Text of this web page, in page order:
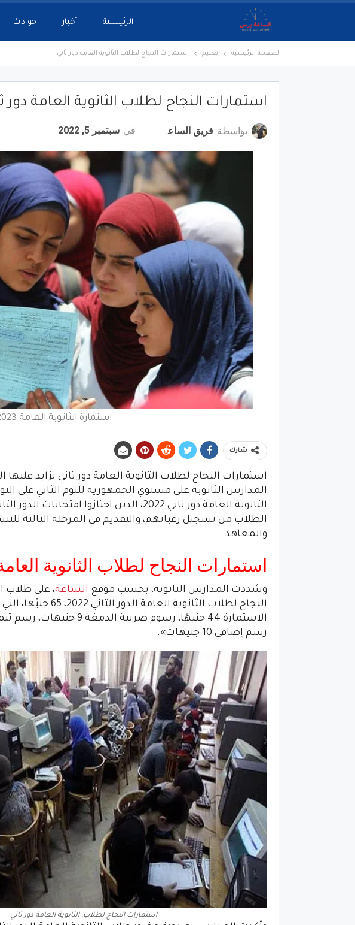
الرئيسية أخبار حوادث
الصفحة الرئيسية تعليم استمارات النجاح لطلاب الثانوية العامة دور ثاني
استمارات النجاح لطلاب الثانوية العامة دور
بواسطة فريق الساعة برس في سبتمبر 5, 2022
استمارة الثانوية العامة 2023
شارك
استمارات النجاح لطلاب الثانوية العامة دور ثاني تزايد
المدارس الثانوية على مستوي الجمهورية لليوم الثاني على
الطلاب من تسجيل رغباتهم، والتقديم في المرحلة الثالثة
والمعاهد.
استمارات النجاح لطلاب الثانوية
وشددت المدارس الثانوية، بحسب موقع الساعة، على طلاب
النجاح لطلاب الثانوية
الاستمارة 44 جنيهًا، رسوم
رسم إضافي 10 جنيهات».
استمارات النجاح لطلاب. الثانوية العامة دور ثاني